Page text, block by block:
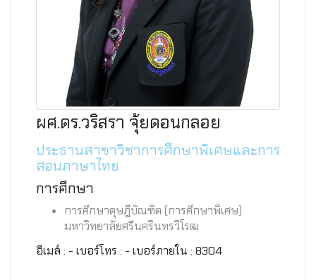
ผศ.ดร.วริสรา จุ้ยดอนกลอย
ประธานสาขาวิชาการศึกษาพิเศษและการ
สอนภาษาไทย
การศึกษา
การศึกษาดุษฎีบัณฑิต (การศึกษาพิเศษ)
มหาวิทยาลัยศรีนครินทรวิโรฒ
อีเมล์ : - เบอร์โทร : - เบอร์ภายใน : 8304